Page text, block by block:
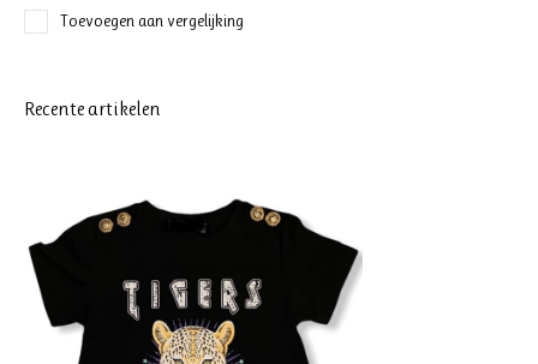
Toevoegen aan vergelijking
Recente artikelen